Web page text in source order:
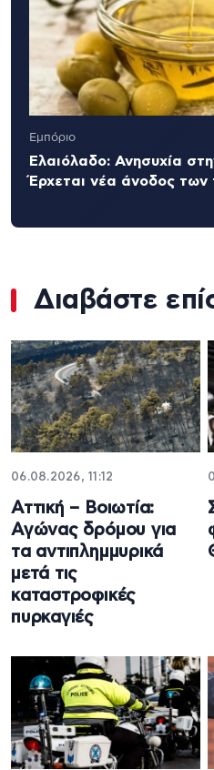
Εμπόριο
Ελαιόλαδο: Ανησυχία
Έρχεται νέα άνοδος των
Διαβάστε
06.08.2026, 11:12
Αττική – Βοιωτία:
Αγώνας δρόμου για
τα αντιπλημμυρικά
μετά τις
καταστροφικές
πυρκαγιές